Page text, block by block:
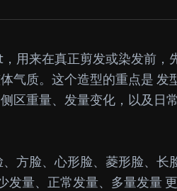
用来在真正剪发或染发前，
气质。这个造型的重点是 发
区重量、发量变化，以及日
方脸、心形脸、菱形脸、长
发量、正常发量、多量发量